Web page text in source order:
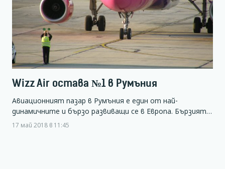
Wizz Air остава №1 в Румъния
Авиационният пазар в Румъния е един от най-
динамичните и бързо развиващи се в Европа. Бързият…
17 май 2018 в 11:45